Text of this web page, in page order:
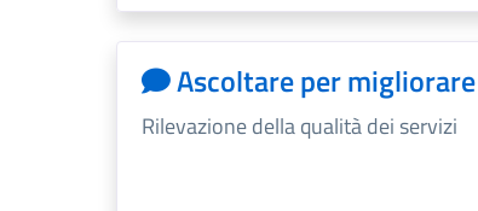
Ascoltare per migliorare
Rilevazione della qualità dei servizi